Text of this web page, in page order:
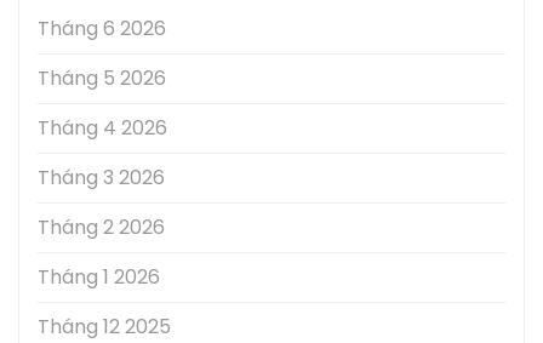
Tháng 6 2026
Tháng 5 2026
Tháng 4 2026
Tháng 3 2026
Tháng 2 2026
Tháng 1 2026
Tháng 12 2025